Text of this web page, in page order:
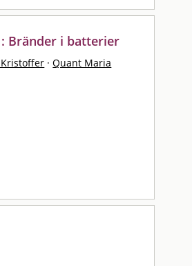
Bränder i batterier
· Quant Maria